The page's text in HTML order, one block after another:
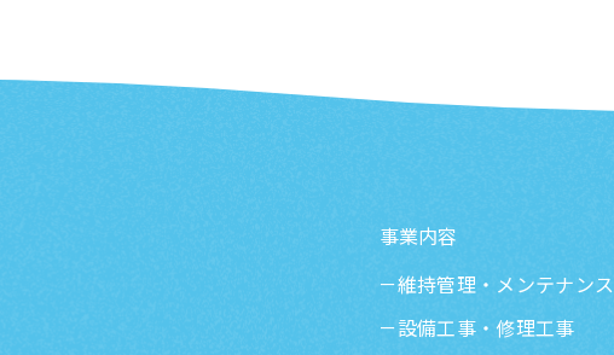
事業内容
維持管理・メンテナンス
設備工事・修理工事